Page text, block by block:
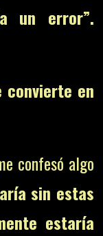
un error”.
convierte en
confesó algo
sin estas
estaría